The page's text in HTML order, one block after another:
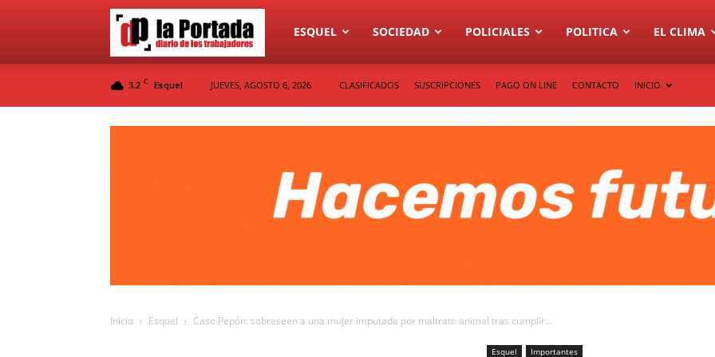
Diario
La
ESQUEL SOCIEDAD POLICIALES POLITICA EL CLIMA
3.2 C Esquel JUEVES, AGOSTO 6, 2026 CLASIFICADOS SUSCRIPCIONES PAGO ON LINE CONTACTO INICIO
Inicio Esquel Caso Pepón: sobreseen a una mujer imputada por maltrato animal tras cumplir...
Esquel Importantes